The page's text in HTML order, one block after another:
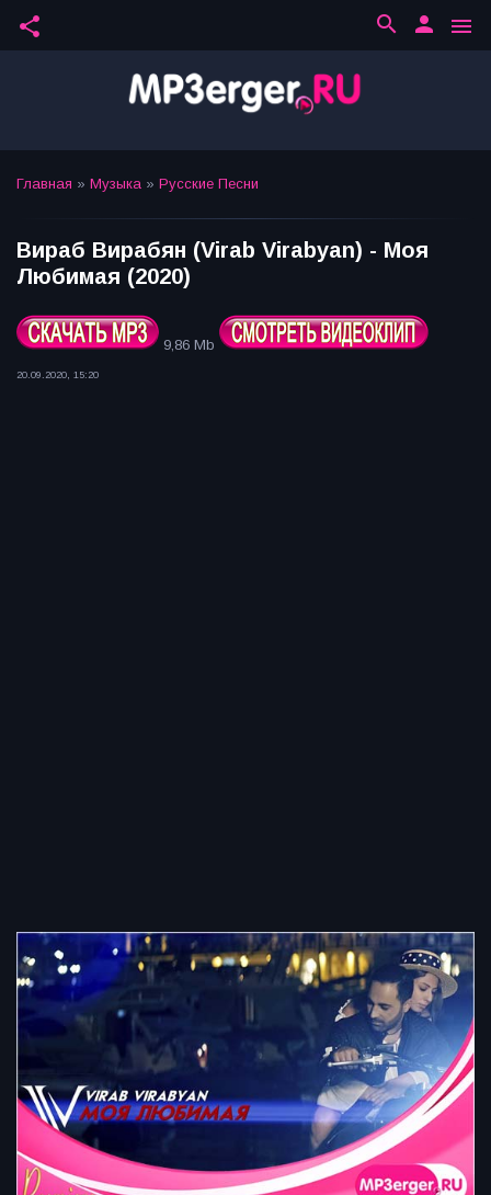
share menu
person
search
Главная » Музыка » Русские Песни
Вираб Вирабян (Virab Virabyan) - Моя
Любимая (2020)
9,86 Mb
20.09.2020, 15:20